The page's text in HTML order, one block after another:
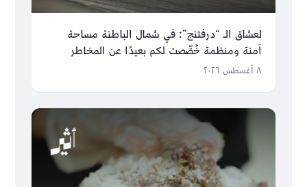
لعشاق الـ “درفتنج”: في شمال الباطنة مساحة
آمنة ومنظمة خُصِّصت لكم بعيدًا عن المخاطر
٨ أغسطس ٢٠٢٦